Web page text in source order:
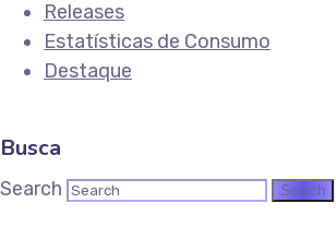
Releases
Estatísticas de Consumo
Destaque
Busca
Search